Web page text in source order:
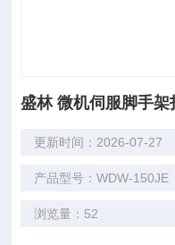
盛林 微机伺服脚手
更新时间：2026-07-27
产品型号：WDW-150JE
浏览量：52